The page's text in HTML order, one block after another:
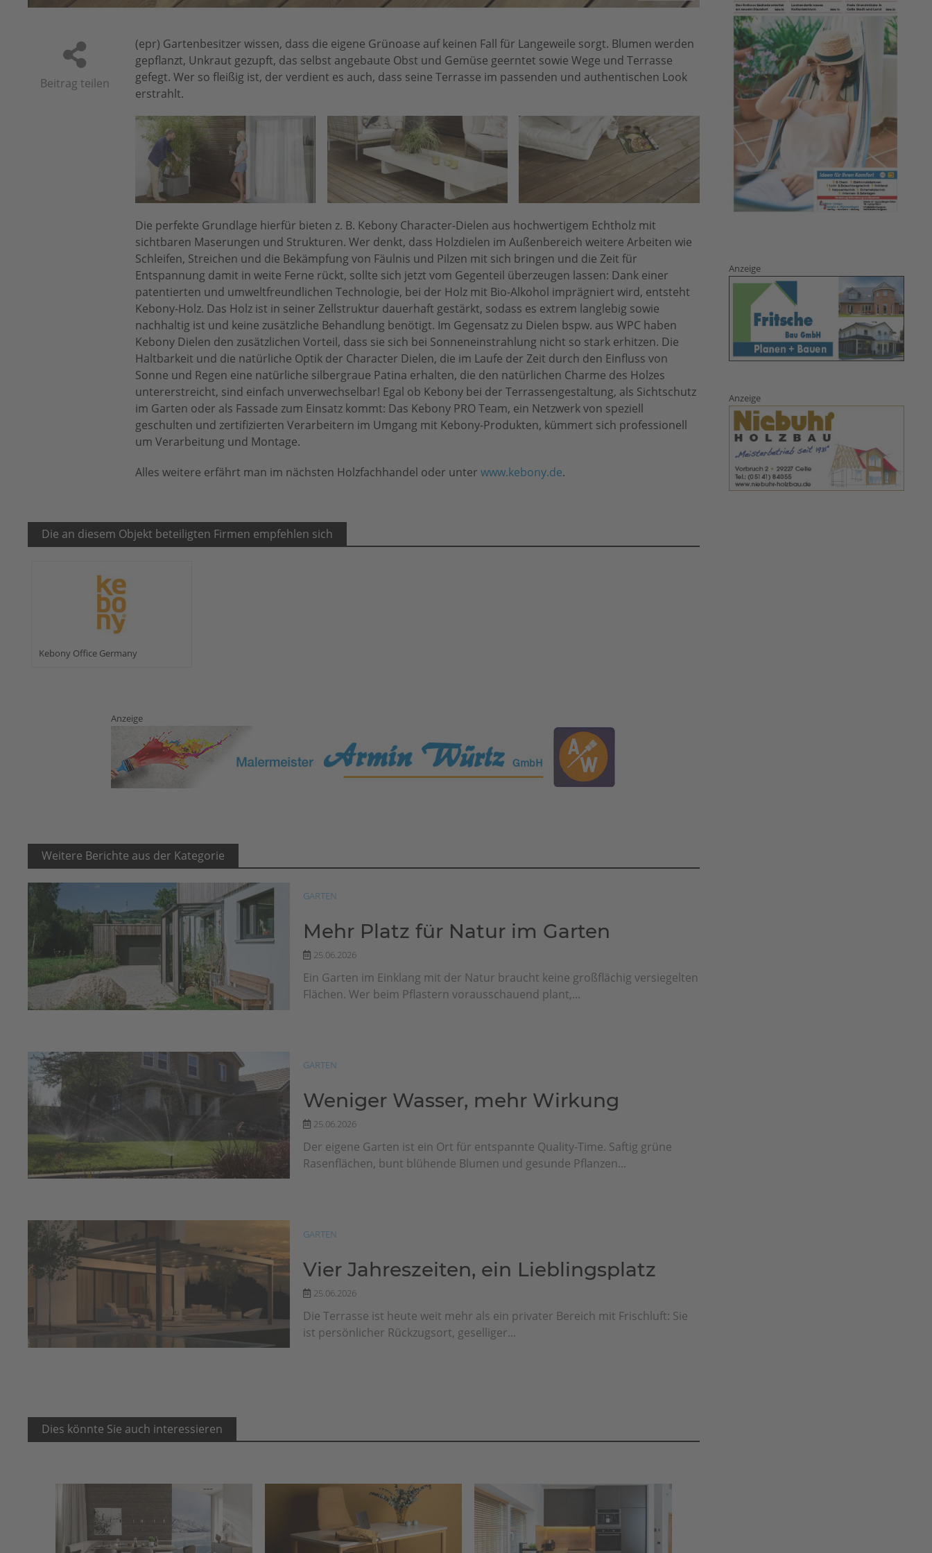
Beitrag teilen
(epr) Gartenbesitzer wissen, dass die eigene Grünoase auf keinen Fall für Langeweile sorgt. Blumen werden
gepflanzt, Unkraut gezupft, das selbst angebaute Obst und Gemüse geerntet sowie Wege und Terrasse
gefegt. Wer so fleißig ist, der verdient es auch, dass seine Terrasse im passenden und authentischen Look
erstrahlt.
Die perfekte Grundlage hierfür bieten z. B. Kebony Character-Dielen aus hochwertigem Echtholz mit
sichtbaren Maserungen und Strukturen. Wer denkt, dass Holzdielen im Außenbereich weitere Arbeiten wie
Schleifen, Streichen und die Bekämpfung von Fäulnis und Pilzen mit sich bringen und die Zeit für
Entspannung damit in weite Ferne rückt, sollte sich jetzt vom Gegenteil überzeugen lassen: Dank einer
patentierten und umweltfreundlichen Technologie, bei der Holz mit Bio-Alkohol imprägniert wird, entsteht
Kebony-Holz. Das Holz ist in seiner Zellstruktur dauerhaft gestärkt, sodass es extrem langlebig sowie
nachhaltig ist und keine zusätzliche Behandlung benötigt. Im Gegensatz zu Dielen bspw. aus WPC haben
Kebony Dielen den zusätzlichen Vorteil, dass sie sich bei Sonneneinstrahlung nicht so stark erhitzen. Die
Haltbarkeit und die natürliche Optik der Character Dielen, die im Laufe der Zeit durch den Einfluss von
Sonne und Regen eine natürliche silbergraue Patina erhalten, die den natürlichen Charme des Holzes
untererstreicht, sind einfach unverwechselbar! Egal ob Kebony bei der Terrassengestaltung, als Sichtschutz
im Garten oder als Fassade zum Einsatz kommt: Das Kebony PRO Team, ein Netzwerk von speziell
geschulten und zertifizierten Verarbeitern im Umgang mit Kebony-Produkten, kümmert sich professionell
um Verarbeitung und Montage.
Alles weitere erfährt man im nächsten Holzfachhandel oder unter www.kebony.de.
Die an diesem Objekt beteiligten Firmen empfehlen sich
Kebony Office Germany
Anzeige
Weitere Berichte aus der Kategorie
GARTEN
Mehr Platz für Natur im Garten
25.06.2026
Ein Garten im Einklang mit der Natur braucht keine großflächig versiegelten
Flächen. Wer beim Pflastern vorausschauend plant,...
GARTEN
Weniger Wasser, mehr Wirkung
25.06.2026
Der eigene Garten ist ein Ort für entspannte Quality-Time. Saftig grüne
Rasenflächen, bunt blühende Blumen und gesunde Pflanzen...
GARTEN
Vier Jahreszeiten, ein Lieblingsplatz
25.06.2026
Die Terrasse ist heute weit mehr als ein privater Bereich mit Frischluft: Sie
ist persönlicher Rückzugsort, geselliger...
Dies könnte Sie auch interessieren
Anzeige
Anzeige